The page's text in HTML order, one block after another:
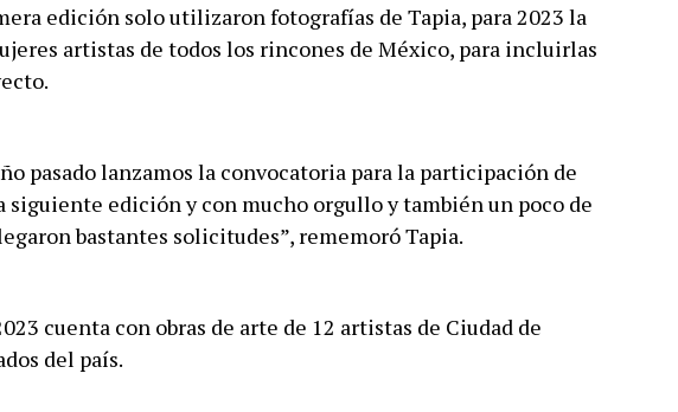
edición solo utilizaron fotografías de Tapia, para 2023 la
artistas de todos los rincones de México, para incluirlas
pasado lanzamos la convocatoria para la participación de
siguiente edición y con mucho orgullo y también un poco de
bastantes solicitudes”, rememoró Tapia.
cuenta con obras de arte de 12 artistas de Ciudad de
del país.